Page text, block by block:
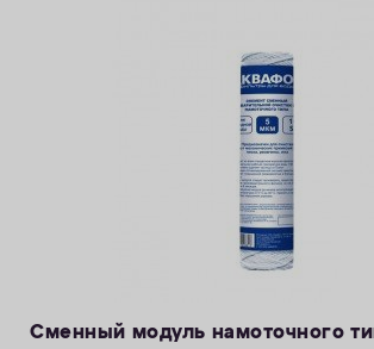
Сменный модуль намоточного